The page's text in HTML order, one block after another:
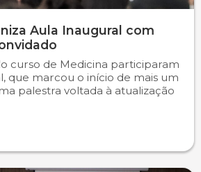
Aula Inaugural com
curso de Medicina participaram
que marcou o início de mais um
palestra voltada à atualização